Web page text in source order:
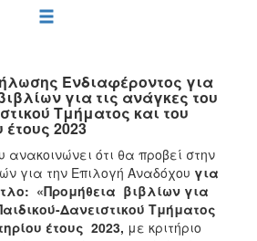
Ενδιαφέροντος για
για τις ανάγκες του
Τμήματος και του
2023
ότι θα προβεί στην
για την Επιλογή Αναδόχου για
«Προμήθεια βιβλίων για
Δανειστικού Τμήματος
έτους 2023, με κριτήριο